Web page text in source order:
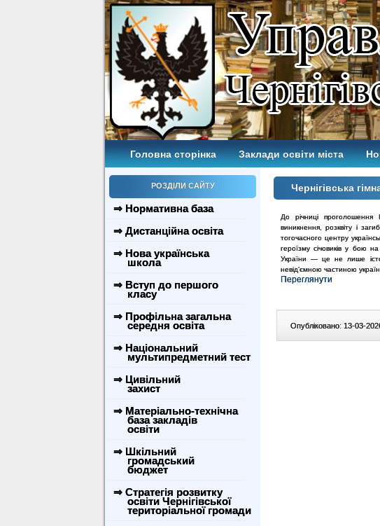
Головна сторінка Заклади освіти міста
РОЗДІЛИ САЙТУ
⇒ Нормативна база
⇒ Дистанційна освіта
⇒ Нова українська
школа
⇒ Вступ до першого
класу
⇒ Профільна загальна
середня освіта
⇒ Національний
мультипредметний тест
⇒ Цивільний
захист
⇒ Матеріально-технічна
база закладів
освіти
⇒ Шкільний
громадський
бюджет
⇒ Стратегія розвитку
освіти Чернігівської
територіальної громади
Чернігівська
До річниці проголошення
виникнення, розквіту і
тогочасного центру
героїзму січовиків у бою
України — це не лише
невід’ємною частиною
Переглянути
Опубліковано: 13-03-